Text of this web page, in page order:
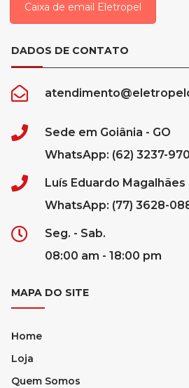
Caixa de email Eletropel
DADOS DE CONTATO
Sede em Goiânia - GO
WhatsApp: (62) 3237-
Luís Eduardo Magalhães
WhatsApp: (77) 3628-
Seg. - Sab.
08:00 am - 18:00 pm
MAPA DO SITE
Home
Loja
Quem Somos